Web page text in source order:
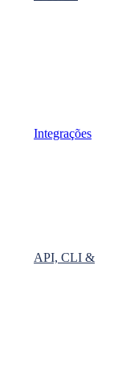
Integrações
API, CLI &